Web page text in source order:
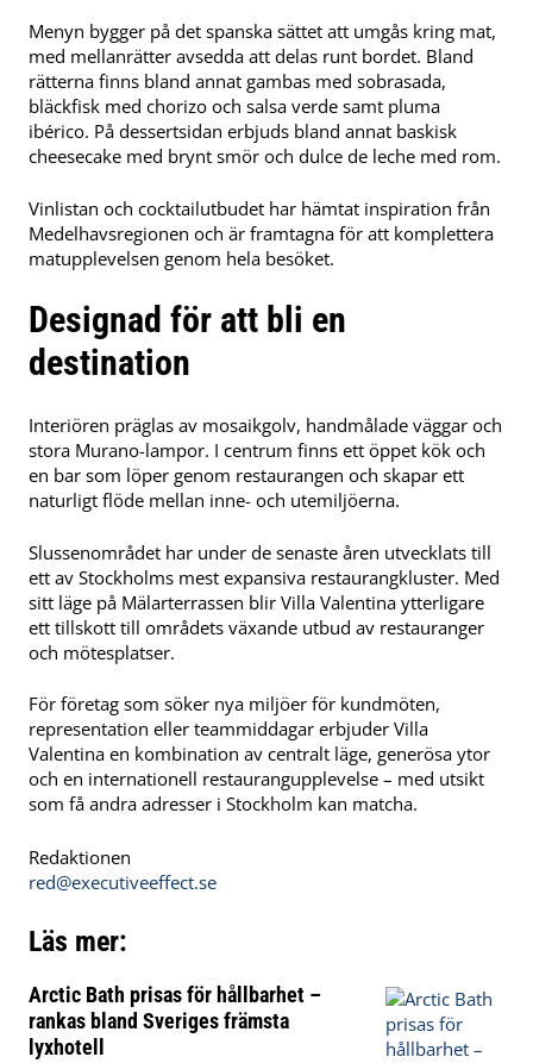
Menyn bygger på det spanska sättet att umgås kring mat,
med mellanrätter avsedda att delas runt bordet. Bland
rätterna finns bland annat gambas med sobrasada,
bläckfisk med chorizo och salsa verde samt pluma
ibérico. På dessertsidan erbjuds bland annat baskisk
cheesecake med brynt smör och dulce de leche med rom.
Vinlistan och cocktailutbudet har hämtat inspiration från
Medelhavsregionen och är framtagna för att komplettera
matupplevelsen genom hela besöket.
Designad för att bli en
destination
Interiören präglas av mosaikgolv, handmålade väggar och
stora Murano-lampor. I centrum finns ett öppet kök och
en bar som löper genom restaurangen och skapar ett
naturligt flöde mellan inne- och utemiljöerna.
Slussenområdet har under de senaste åren utvecklats till
ett av Stockholms mest expansiva restaurangkluster. Med
sitt läge på Mälarterrassen blir Villa Valentina ytterligare
ett tillskott till områdets växande utbud av restauranger
och mötesplatser.
För företag som söker nya miljöer för kundmöten,
representation eller teammiddagar erbjuder Villa
Valentina en kombination av centralt läge, generösa ytor
och en internationell restaurangupplevelse – med utsikt
som få andra adresser i Stockholm kan matcha.
Redaktionen
red@executiveeffect.se
Läs mer:
Arctic Bath prisas för hållbarhet –
rankas bland Sveriges främsta
lyxhotell